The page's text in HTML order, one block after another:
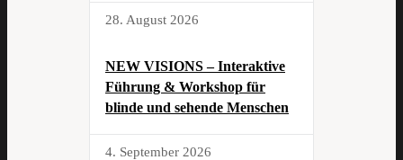
28. August 2026
NEW VISIONS – Interaktive
Führung & Workshop für
blinde und sehende Menschen
4. September 2026